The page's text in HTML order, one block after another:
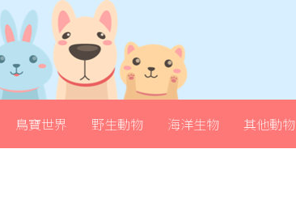
鳥寶世界 野生動物 海洋生物 其他動物